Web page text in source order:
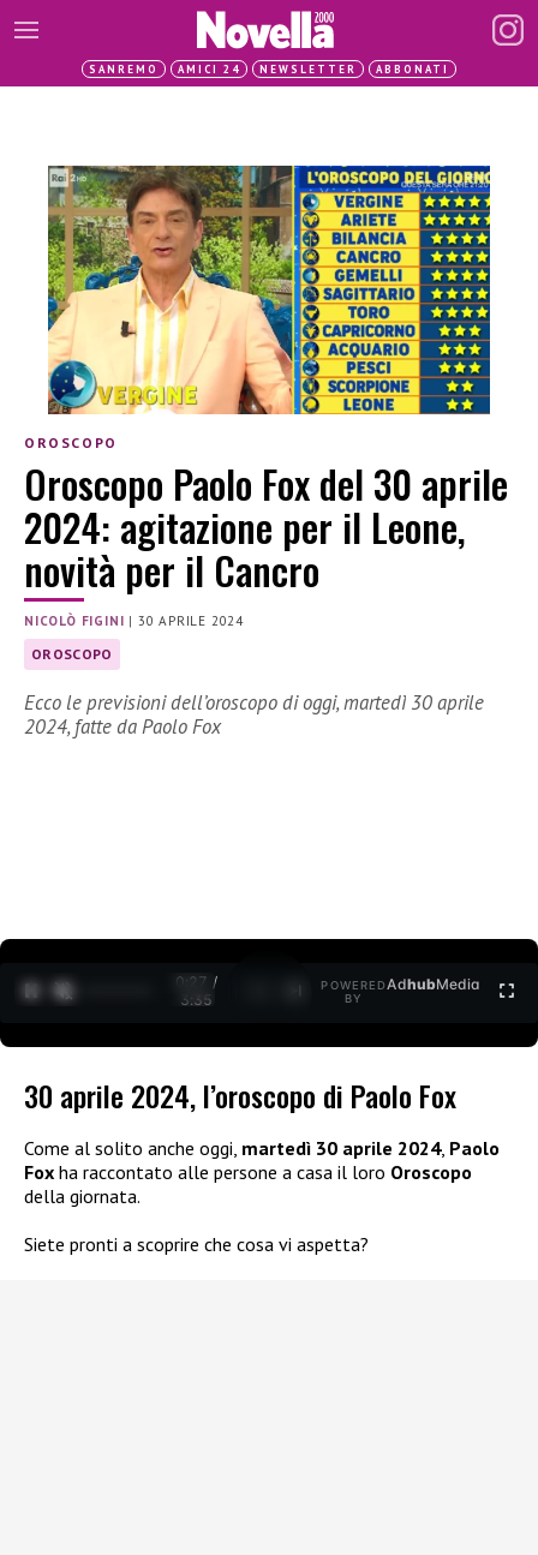
SANREMO AMICI 24 NEWSLETTER ABBONATI
OROSCOPO
Oroscopo Paolo Fox del 30 aprile
2024: agitazione per il Leone,
novità per il Cancro
NICOLÒ FIGINI | 30 APRILE 2024
OROSCOPO
Ecco le previsioni dell’oroscopo di oggi, martedì 30 aprile
2024, fatte da Paolo Fox
0:27 /
3:35
POWERED
BY
AdhubMedia
30 aprile 2024, l’oroscopo di Paolo Fox
Come al solito anche oggi, martedì 30 aprile 2024, Paolo
Fox ha raccontato alle persone a casa il loro Oroscopo
della giornata.
Siete pronti a scoprire che cosa vi aspetta?